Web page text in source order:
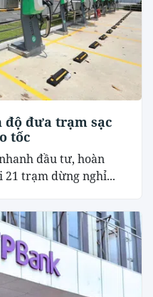
độ đưa trạm sạc
tốc
đầu tư, hoàn
21 trạm dừng nghỉ...